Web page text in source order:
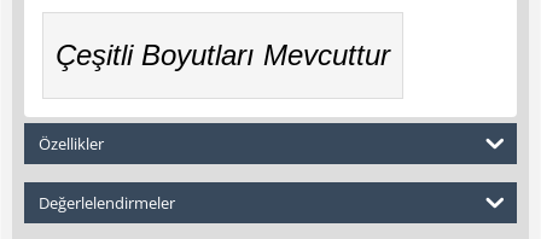
Çeşitli Boyutları Mevcuttur
Özellikler
Değerlelendirmeler